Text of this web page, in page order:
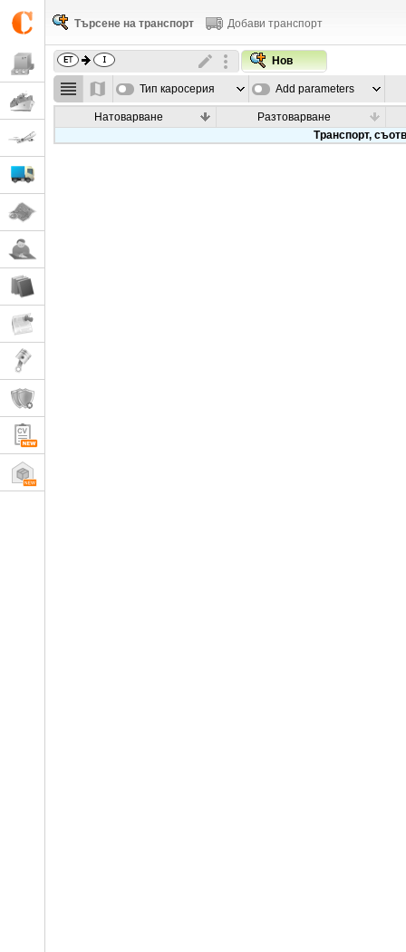
Търсене на транспорт Добави транспорт
Нов
Тип каросерия Add parameters
Натоварване
Разтоварване
Транспорт,